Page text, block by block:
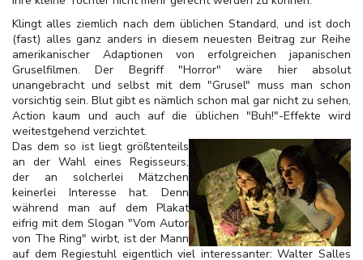
Klingt alles ziemlich nach dem üblichen Standard, und ist doch
(fast) alles ganz anders in diesem neuesten Beitrag zur Reihe
amerikanischer Adaptionen von erfolgreichen japanischen
Gruselfilmen. Der Begriff "Horror" wäre hier absolut
unangebracht und selbst mit dem "Grusel" muss man schon
vorsichtig sein. Blut gibt es nämlich schon mal gar nicht zu sehen,
Action kaum und auch auf die üblichen "Buh!"-Effekte wird
weitestgehend verzichtet.
Das dem so ist liegt größtenteils
an der Wahl eines Regisseurs,
der an solcherlei Mätzchen
keinerlei Interesse hat. Denn
während man auf dem Plakat
eifrig mit dem Slogan "Vom Autor
von The Ring" wirbt, ist der Mann
auf dem Regiestuhl eigentlich viel interessanter: Walter Salles